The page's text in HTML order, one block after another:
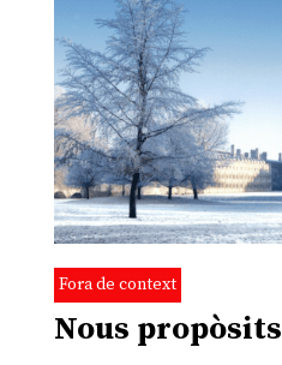
Fora de context
Nous propòsits